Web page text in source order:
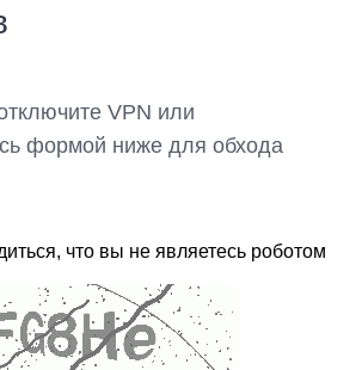
VPN или
формой ниже для обхода
что вы не являетесь роботом